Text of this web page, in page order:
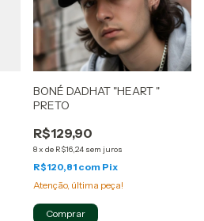
BONÉ DADHAT "HEART "
PRETO
R$129,90
8x de R$16,24 sem juros
R$120,81 com Pix
Atenção, última peça!
Comprar